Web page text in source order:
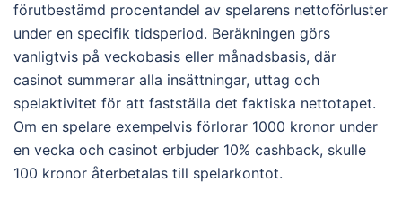
förutbestämd procentandel av spelarens nettoförluster
under en specifik tidsperiod. Beräkningen görs
vanligtvis på veckobasis eller månadsbasis, där
casinot summerar alla insättningar, uttag och
spelaktivitet för att fastställa det faktiska nettotapet.
Om en spelare exempelvis förlorar 1000 kronor under
en vecka och casinot erbjuder 10% cashback, skulle
100 kronor återbetalas till spelarkontot.